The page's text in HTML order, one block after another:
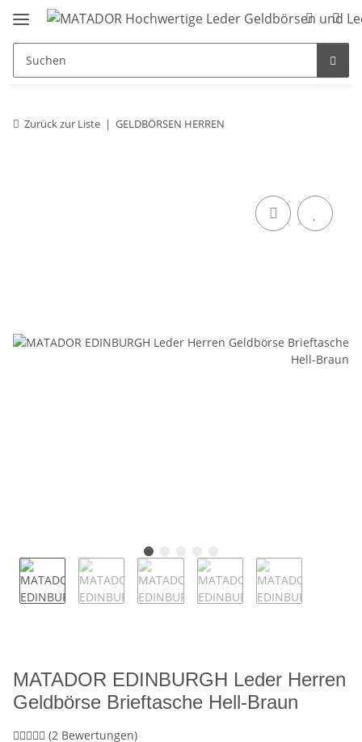
Zurück zur Liste GELDBÖRSEN HERREN
MATADOR EDINBURGH Leder Herren
Geldbörse Brieftasche Hell-Braun
(2 Bewertungen)